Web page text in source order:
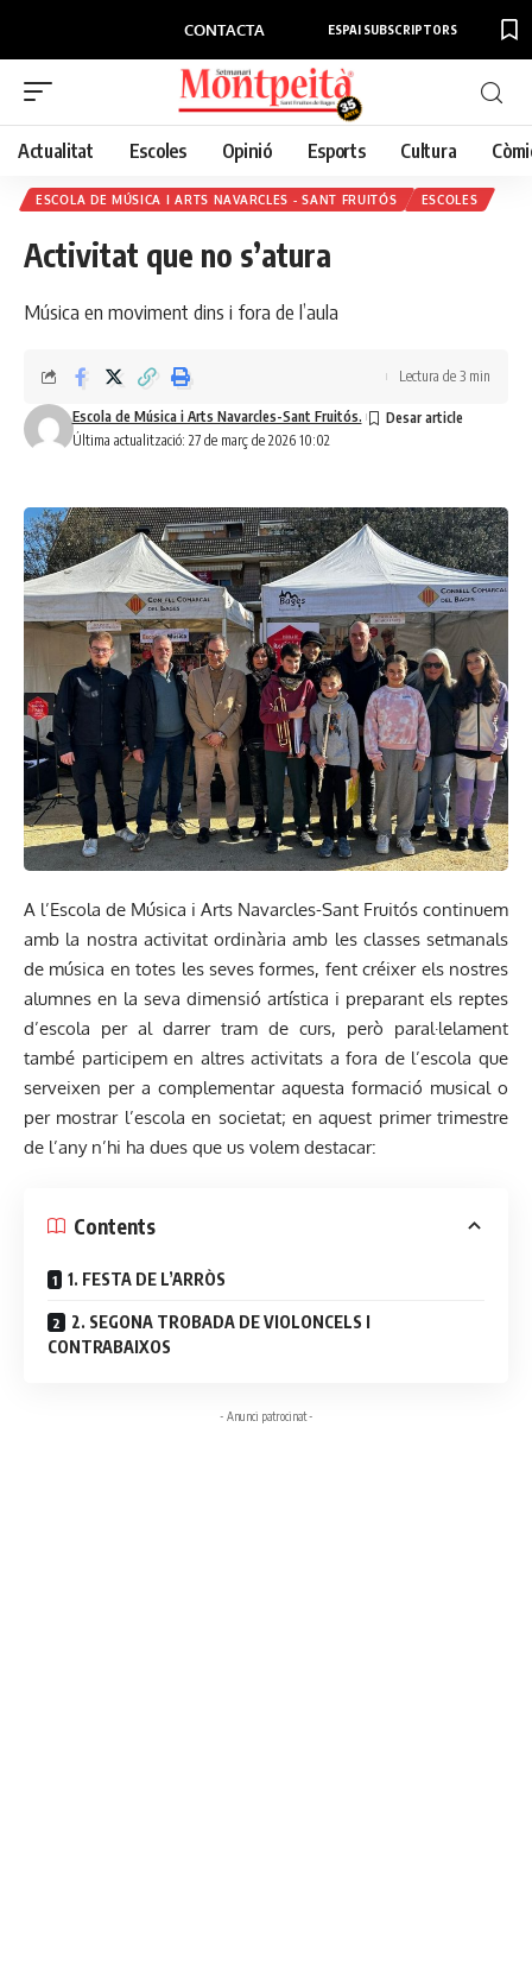
CONTACTA ESPAI SUBSCRIPTORS
Actualitat Escoles Opinió Esports Cultura
ESCOLA DE MÚSICA I ARTS NAVARCLES - SANT FRUITÓS ESCOLES
Activitat que no s’atura
Música en moviment dins i fora de l’aula
Última actualització: 27 de març de 2026 10:02
Escola de Música i Arts Navarcles-Sant Fruitós.
Lectura de 3 min
A l’Escola de Música i Arts Navarcles-Sant Fruitós continuem
amb la nostra activitat ordinària amb les classes setmanals
de música en totes les seves formes, fent créixer els nostres
alumnes en la seva dimensió artística i preparant els reptes
d’escola per al darrer tram de curs, però paral·lelament
també participem en altres activitats a fora de l’escola que
serveixen per a complementar aquesta formació musical o
per mostrar l’escola en societat; en aquest primer trimestre
de l’any n’hi ha dues que us volem destacar:
Contents
1. FESTA DE L’ARRÒS
2. SEGONA TROBADA DE VIOLONCELS I
CONTRABAIXOS
- Anunci patrocinat -